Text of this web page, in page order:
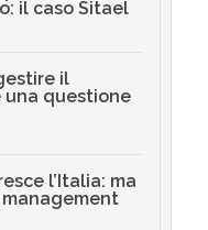
il caso Sitael
il
una questione
l’Italia: ma